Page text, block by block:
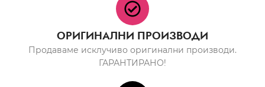
ОРИГИНАЛНИ ПРОИЗВОДИ
Продаваме исклучиво оригинални производи.
ГАРАНТИРАНО!